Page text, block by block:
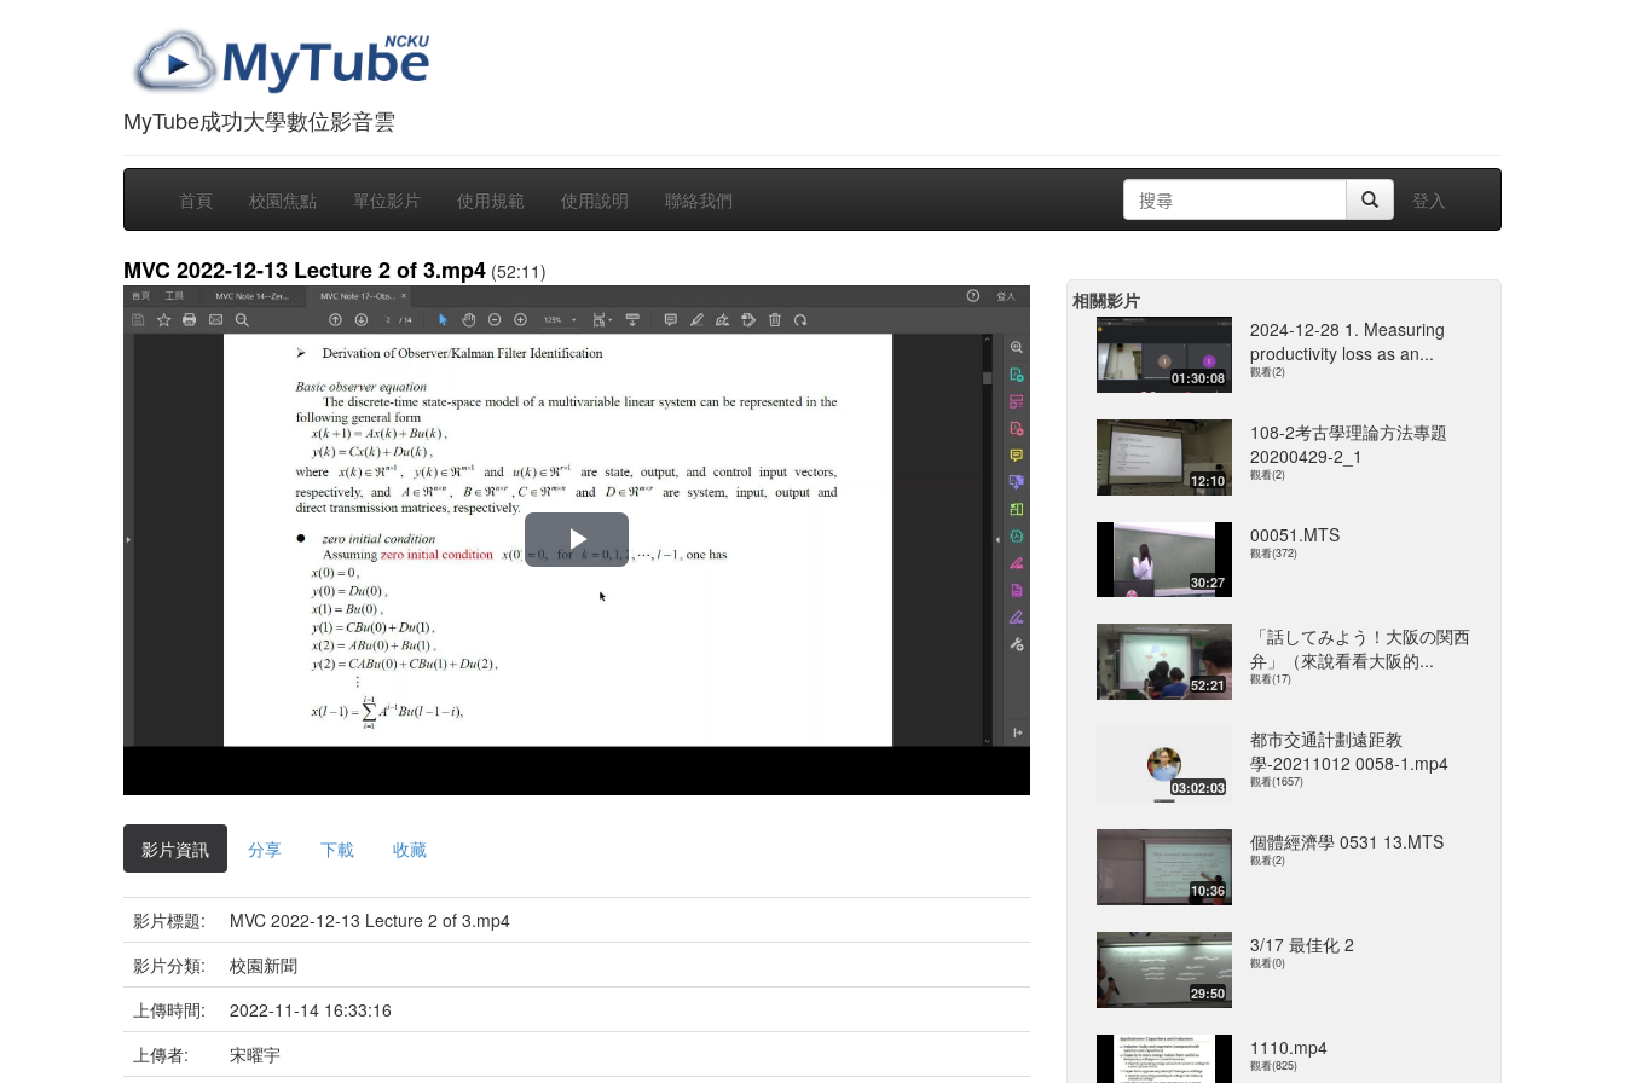
MyTube成功大學數位影音雲
首頁 校園焦點 單位影片 使用規範 使用說明 聯絡我們 登入
MVC 2022-12-13 Lecture 2 of 3.mp4 (52:11)
播
影片資訊 分享 下載 收藏
影片標題:
MVC 2022-12-13 Lecture 2 of 3.mp4
影片分類:
校園新聞
上傳時間:
2022-11-14 16:33:16
上傳者:
宋曜宇
相關影片
01:30:08
2024-12-28 1. Measuring
productivity loss as an...
觀看(2)
12:10
108-2考古學理論方法專題
20200429-2_1
觀看(2)
30:27
00051.MTS
觀看(372)
52:21
「話してみよう！大阪の関西
弁」（來說看看大阪的...
觀看(17)
03:02:03
都市交通計劃遠距教
學-20211012 0058-1.mp4
觀看(1657)
10:36
個體經濟學 0531 13.MTS
觀看(2)
29:50
3/17 最佳化 2
觀看(0)
1110.mp4
觀看(825)